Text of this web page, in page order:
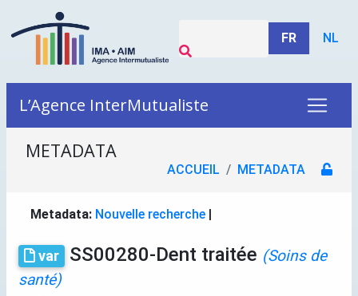
FR NL
L’Agence InterMutualiste
METADATA
ACCUEIL METADATA
Metadata: Nouvelle recherche |
var SS00280-Dent traitée (Soins de
santé)